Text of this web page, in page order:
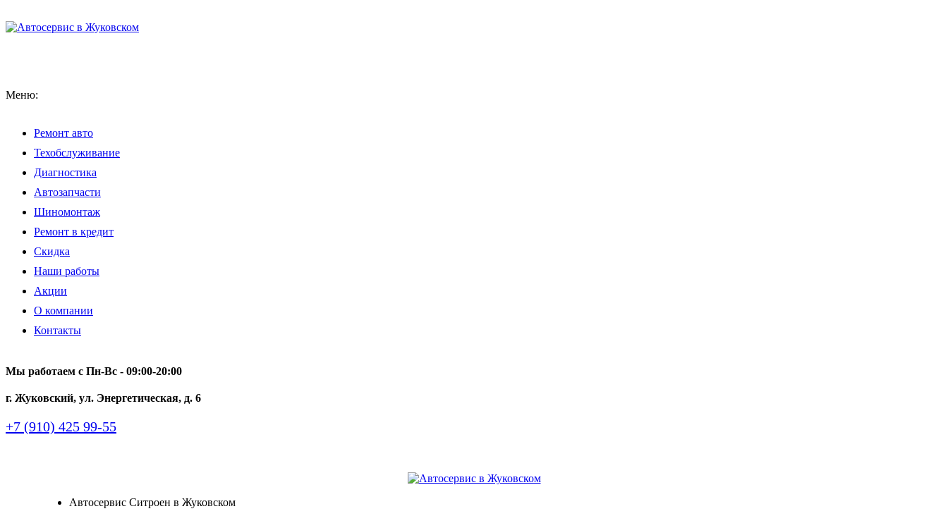
Меню:
Ремонт авто
Техобслуживание
Диагностика
Автозапчасти
Шиномонтаж
Ремонт в кредит
Скидка
Наши работы
Акции
О компании
Контакты
Мы работаем с Пн-Вc - 09:00-20:00
г. Жуковский, ул. Энергетическая, д. 6
+7 (910) 425 99-55
Автосервис Ситроен в Жуковском